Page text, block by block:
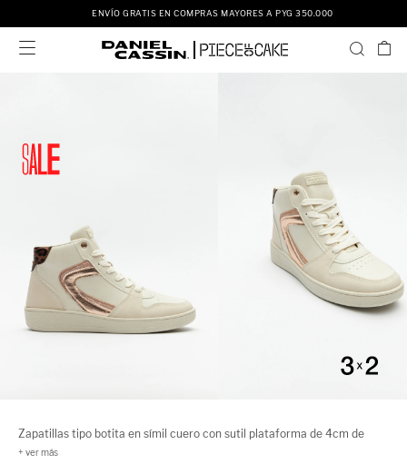
ENVÍO GRATIS EN COMPRAS MAYORES A PYG 350.000

Zapatillas tipo botita en símil cuero con sutil plataforma de 4cm de
alto, cuenta con detalles metálicos y animal print a tono.